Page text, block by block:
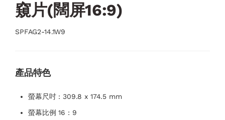
窺片(闊屏16:9)
SPFAG2-14.1W9
產品特色
螢幕尺吋 : 309.8 x 174.5 mm
螢幕比例 16 : 9